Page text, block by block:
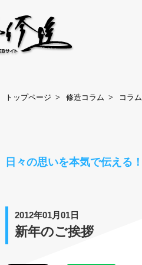
トップページ 修造コラム コラム
日々の思いを本気で伝える！
2012年01月01日
新年のご挨拶